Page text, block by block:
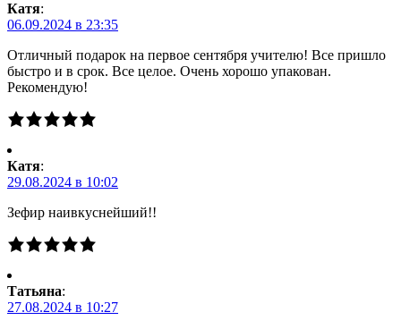
Катя:
06.09.2024 в 23:35
Отличный подарок на первое сентября учителю! Все пришло
быстро и в срок. Все целое. Очень хорошо упакован.
Рекомендую!
Катя:
29.08.2024 в 10:02
Зефир наивкуснейший!!
Татьяна:
27.08.2024 в 10:27